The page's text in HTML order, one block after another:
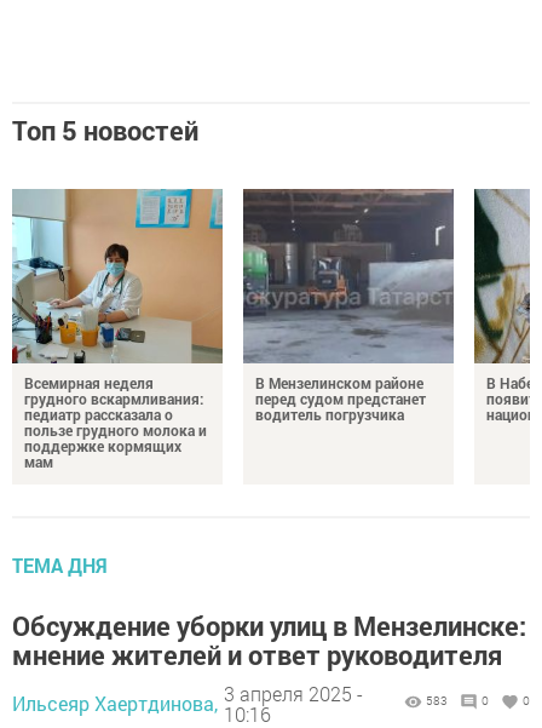
Топ 5 новостей
Всемирная неделя
грудного вскармливания:
педиатр рассказала о
пользе грудного молока и
поддержке кормящих
мам
В Мензелинском районе
перед судом предстанет
водитель погрузчика
В
ТЕМА ДНЯ
Обсуждение уборки улиц в Мензелинске:
мнение жителей и ответ руководителя
Ильсеяр Хаертдинова, 3 апреля 2025 -
10:16
583 0 0